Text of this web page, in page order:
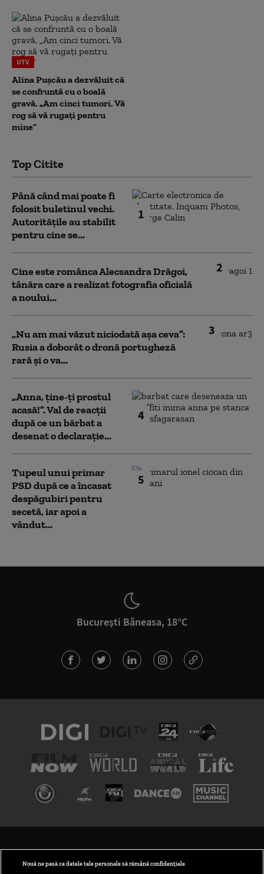
UTV
Alina Pușcău a dezvăluit că
se confruntă cu o boală
gravă. „Am cinci tumori. Vă
rog să vă rugați pentru
mine”
Top Citite
1
Până când mai poate fi
folosit buletinul vechi.
Autoritățile au stabilit
pentru cine se...
2
Cine este românca Alecsandra Drăgoi,
tânăra care a realizat fotografia oficială
a noului...
3
„Nu am mai văzut niciodată așa ceva”:
Rusia a doborât o dronă portugheză
rară și o va...
4
„Anna, ţine-ţi prostul
acasă!”. Val de reacții
după ce un bărbat a
desenat o declarație...
5
Tupeul unui primar
PSD după ce a încasat
despăgubiri pentru
secetă, iar apoi a
vândut...
București Băneasa, 18°C
Nouă ne pasă ca datele tale personale să rămână confidențiale